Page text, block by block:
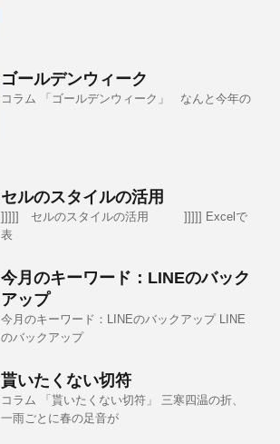
ゴールデンウィーク
コラム 「ゴールデンウィーク」 なんと今年の
セルのスタイルの活用
]]]]] セルのスタイルの活用 ]]]]] Excelで
表
今月のキーワード：LINEのバック
アップ
今月のキーワード：LINEのバックアップ LINE
のバックアップ
貰いたくない切符
コラム 「貰いたくない切符」 三寒四温の折、
一雨ごとに春の足音が